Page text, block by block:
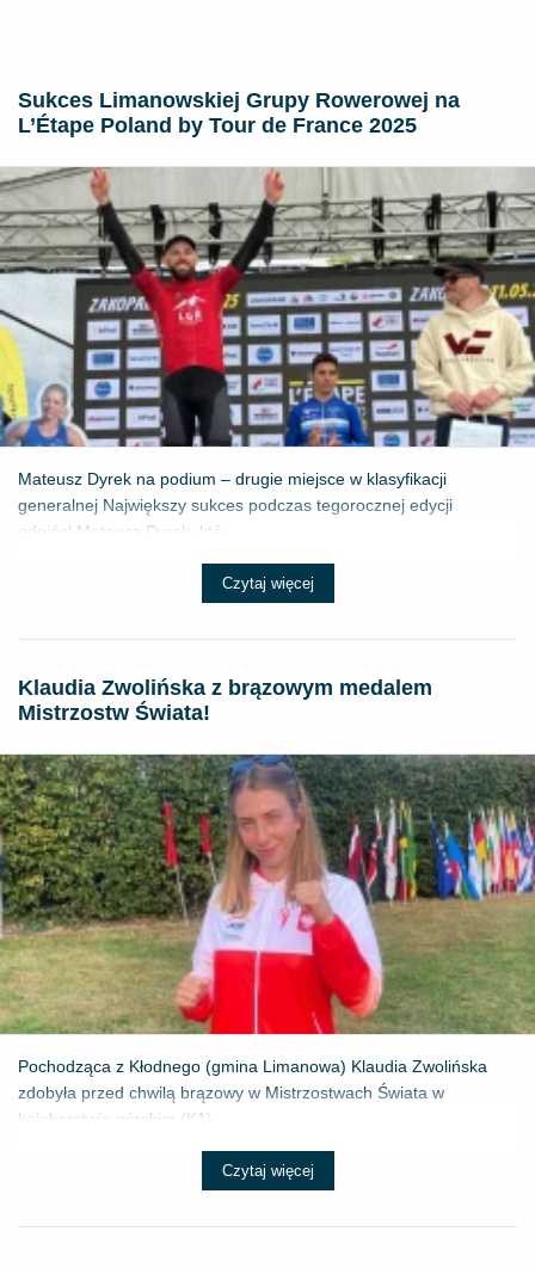
Sukces Limanowskiej Grupy Rowerowej na
L’Étape Poland by Tour de France 2025
Mateusz Dyrek na podium – drugie miejsce w klasyfikacji
generalnej Największy sukces podczas tegorocznej edycji
odniósł Mateusz Dyrek, któ...
Czytaj więcej
Klaudia Zwolińska z brązowym medalem
Mistrzostw Świata!
Pochodząca z Kłodnego (gmina Limanowa) Klaudia Zwolińska
zdobyła przed chwilą brązowy w Mistrzostwach Świata w
kajakarstwie górskim (K1) ...
Czytaj więcej